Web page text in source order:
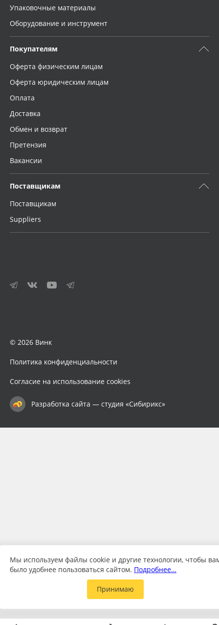
Упаковочные материалы
Оборудование и инструмент
Покупателям
Оферта физическим лицам
Оферта юридическим лицам
Оплата
Доставка
Обмен и возврат
Претензия
Вакансии
Поставщикам
Поставщикам
Suppliers
© 2026 Винк
Политика конфиденциальности
Согласие на использование cookies
Разработка сайта — студия «Сибирикс»
Мы используем файлы cookie и другие технологии, чтобы
было удобнее пользоваться сайтом. Подробнее…
Принимаю